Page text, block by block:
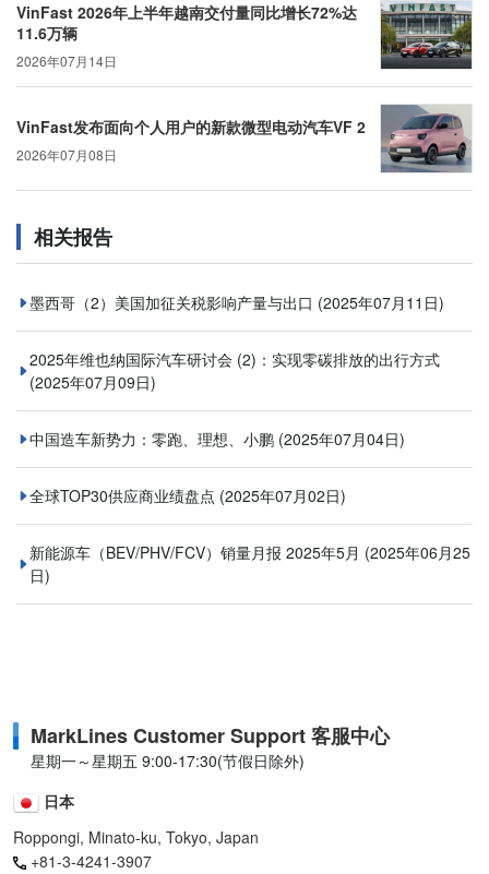
VinFast 2026年上半年越南交付量同比增长72%达
11.6万辆
2026年07月14日
VinFast发布面向个人用户的新款微型电动汽车VF 2
2026年07月08日
相关报告
墨西哥（2）美国加征关税影响产量与出口 (2025年07月11日)
2025年维也纳国际汽车研讨会 (2)：实现零碳排放的出行方式
(2025年07月09日)
中国造车新势力：零跑、理想、小鹏 (2025年07月04日)
全球TOP30供应商业绩盘点 (2025年07月02日)
新能源车（BEV/PHV/FCV）销量月报 2025年5月 (2025年06月25
日)
MarkLines Customer Support 客服中心
星期一～星期五 9:00-17:30(节假日除外)
日本
Roppongi, Minato-ku, Tokyo, Japan
+81-3-4241-3907